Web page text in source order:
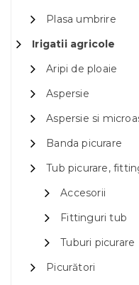
Plasa umbrire
Irigatii agricole
Aripi de ploaie
Aspersie
Aspersie si
Banda picurare
Tub picurare,
Accesorii
Fittinguri tub
Tuburi picurare
Picurători